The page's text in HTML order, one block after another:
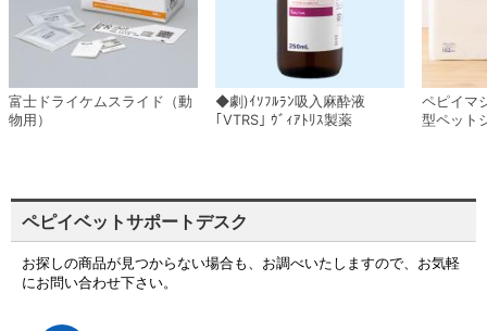
富士ドライケムスライド（動
物用）
◆劇)ｲｿﾌﾙﾗﾝ吸入麻酔液
｢VTRS｣ ｳﾞｨｱﾄﾘｽ製薬
ペピイマ
型ペット
ペピイベットサポートデスク
お探しの商品が見つからない場合も、お調べいたしますので、お気軽
にお問い合わせ下さい。